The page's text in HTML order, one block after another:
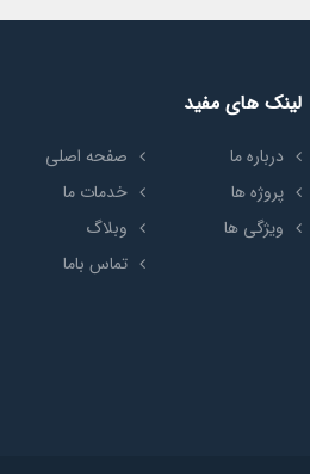
لینک های مفید
صفحه اصلی
درباره ما
خدمات ما
پروژه ها
وبلاگ
ویژگی ها
تماس باما